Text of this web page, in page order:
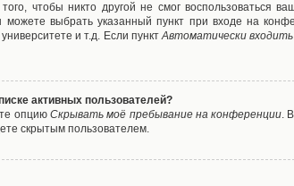
чтобы никто другой не смог воспользоваться
выбрать указанный пункт при входе на
и т.д. Если пунктАвтоматически
активных пользователей?
опцию Скрывать моё пребывание на конференции.
скрытым пользователем.